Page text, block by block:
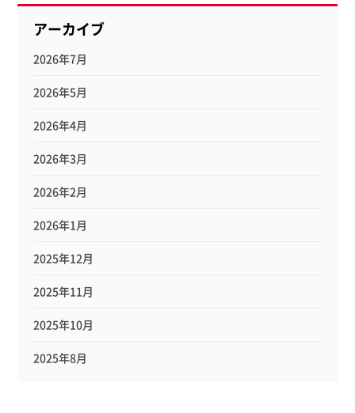
アーカイブ
2026年7月
2026年5月
2026年4月
2026年3月
2026年2月
2026年1月
2025年12月
2025年11月
2025年10月
2025年8月